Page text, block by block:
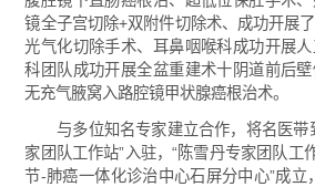
镜全子宫切除+双附件切除术、成功开展
光气化切除手术、耳鼻咽喉科成功开展
科团队成功开展全盆重建术十阴道前后壁
无充气腋窝入路腔镜甲状腺癌根治术。
与多位知名专家建立合作，将名医带
家团队工作站”入驻，“陈雪丹专家团队工
节-肺癌一体化诊治中心石屏分中心”成立